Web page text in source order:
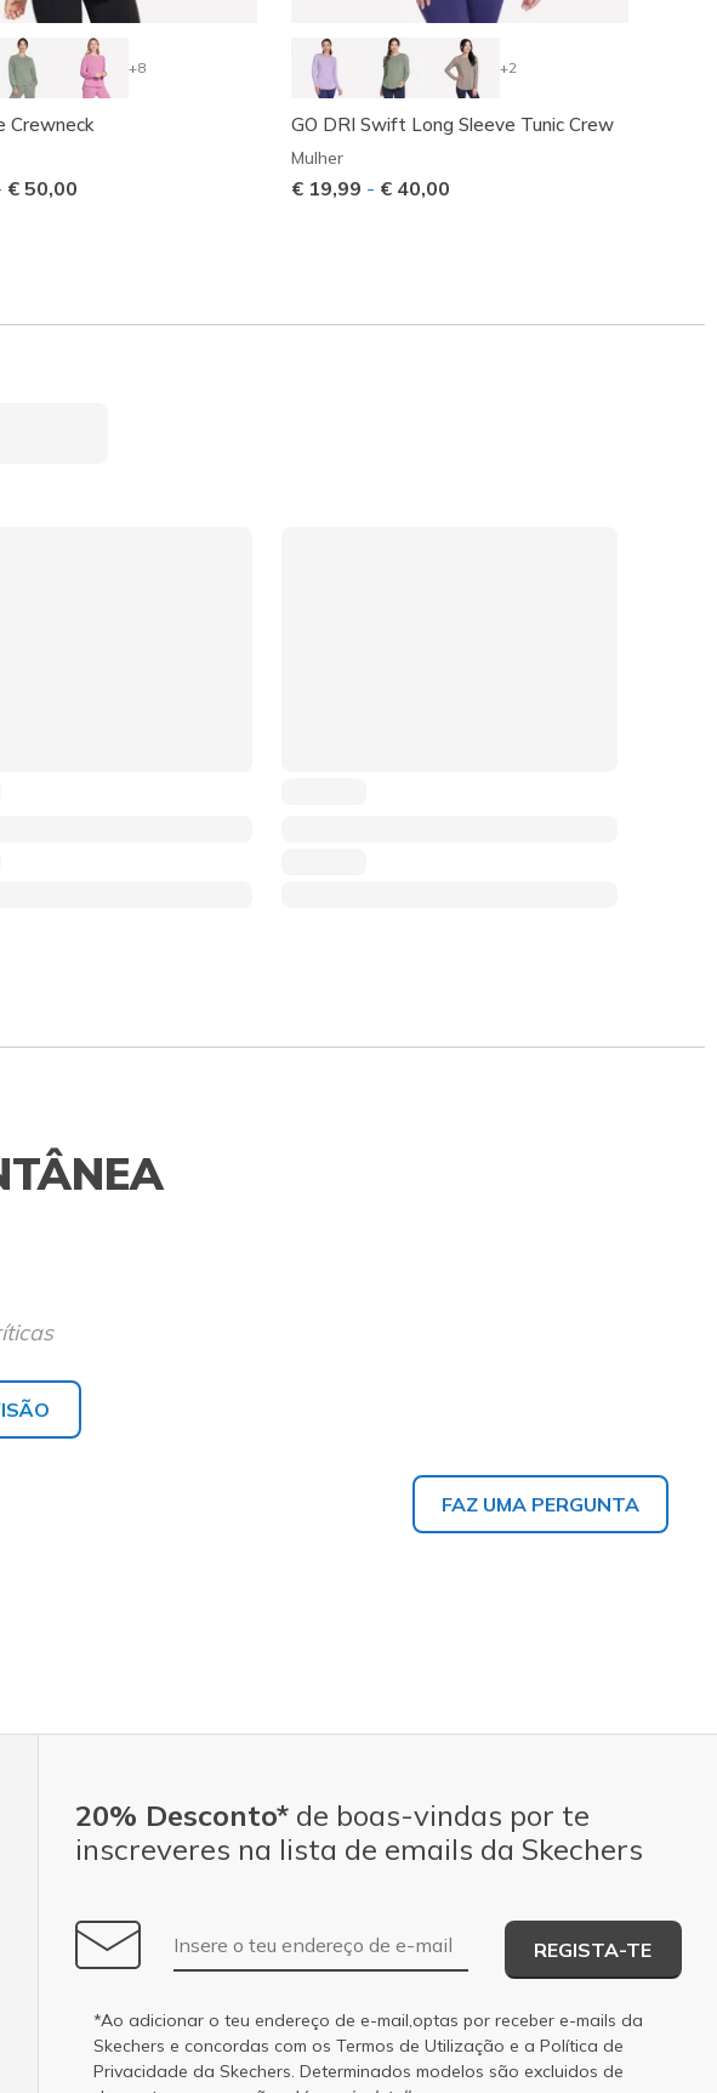
+8
Crewneck
€ 50,00
+2
GO DRI Swift Long Sleeve Tunic Crew
Mulher
€ 19,99 - € 40,00
FAZ UMA PERGUNTA
20% Desconto* de boas-vindas por te
inscreveres na lista de emails da Skechers
Endereço de e-mail
REGISTA-TE
*Ao adicionar o teu endereço de e-mail,optas por receber e-mails da
Skechers e concordas com os Termos de Utilização e a Política de
Privacidade da Skechers. Determinados modelos são excluidos de